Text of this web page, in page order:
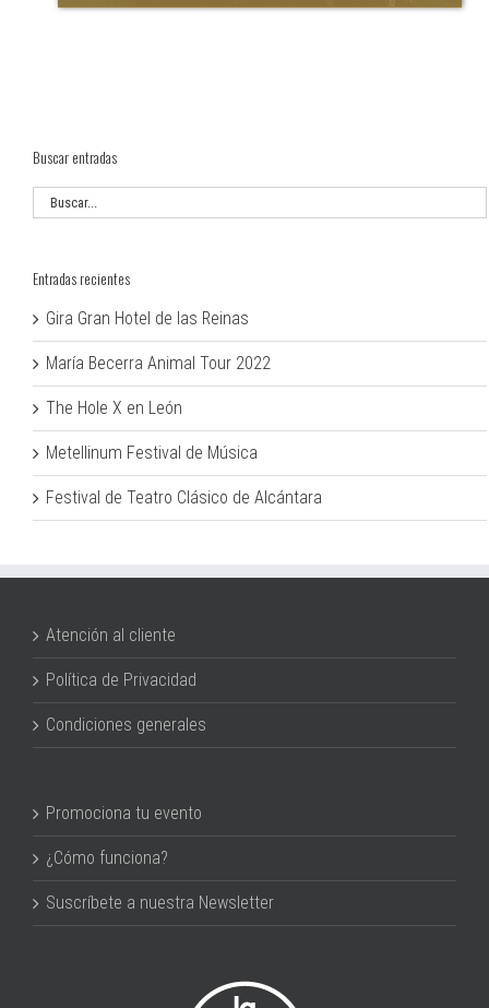
Buscar entradas
Entradas recientes
Gira Gran Hotel de las Reinas
María Becerra Animal Tour 2022
The Hole X en León
Metellinum Festival de Música
Festival de Teatro Clásico de Alcántara
Atención al cliente
Política de Privacidad
Condiciones generales
Promociona tu evento
¿Cómo funciona?
Suscríbete a nuestra Newsletter